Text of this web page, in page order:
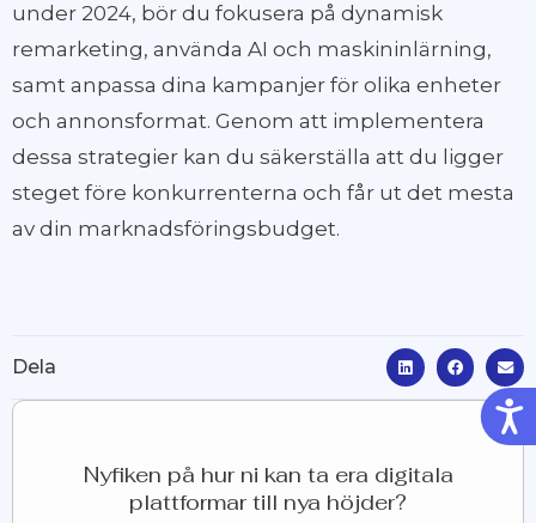
under 2024, bör du fokusera på dynamisk
remarketing, använda AI och maskininlärning,
samt anpassa dina kampanjer för olika enheter
och annonsformat. Genom att implementera
dessa strategier kan du säkerställa att du ligger
steget före konkurrenterna och får ut det mesta
av din marknadsföringsbudget.
Dela
Nyfiken på hur ni kan ta era digitala
plattformar till nya höjder?